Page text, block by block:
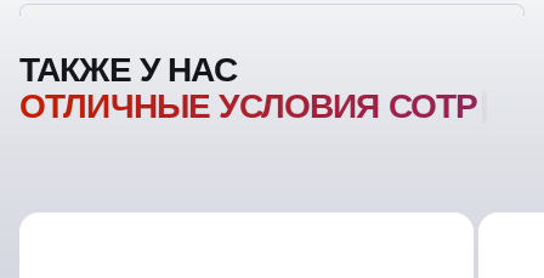
ТАКЖЕ У НАС
ОТЛИЧНЫЕ УСЛОВИЯ